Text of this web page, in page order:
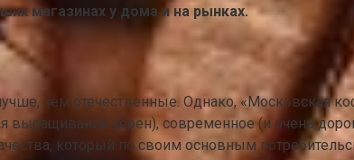
магазинах у дома и на рынках.
чем отечественные. Однако, «Московская
выращивание зёрен), современное (и очень
который по своим основным